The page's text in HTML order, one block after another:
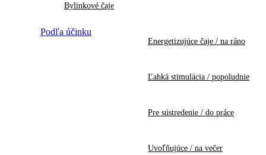
Bylinkové čaje
Podľa účinku
Energetizujúce čaje / na ráno
Ľahká stimulácia / popoludnie
Pre sústredenie / do práce
Uvoľňujúce / na večer